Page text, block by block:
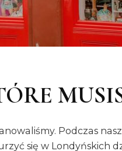
Podczas
się w Londyńskich